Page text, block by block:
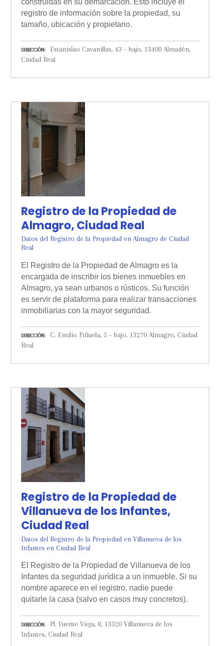
construidas en su demarcación. Esto incluye el
registro de información sobre la propiedad, su
tamaño, ubicación y propietario.
DIRECCIÓN
Estanislao Cavanillas, 43 – bajo, 13400 Almadén,
Ciudad Real
Registro de la Propiedad de
Almagro, Ciudad Real
Datos del Registro de la Propiedad en Almagro de Ciudad
Real
El Registro de la Propiedad de Almagro es la
encargada de inscribir los bienes inmuebles en
Almagro, ya sean urbanos o rústicos. Su función
es servir de plataforma para realizar transacciones
inmobiliarias con la mayor seguridad.
DIRECCIÓN
C. Emilio Piñuela, 5 – bajo, 13270 Almagro, Ciudad
Real
Registro de la Propiedad de
Villanueva de los Infantes,
Ciudad Real
Datos del Registro de la Propiedad en Villanueva de los
Infantes en Ciudad Real
El Registro de la Propiedad de Villanueva de los
Infantes da seguridad jurídica a un inmueble. Si su
nombre aparece en el registro, nadie puede
quitarle la casa (salvo en casos muy concretos).
DIRECCIÓN
Pl. Fuente Vieja, 8, 13320 Villanueva de los
Infantes, Ciudad Real